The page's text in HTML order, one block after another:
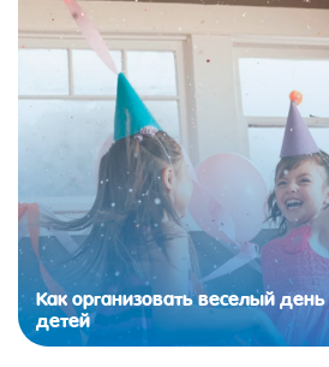
Как организовать веселый
детей